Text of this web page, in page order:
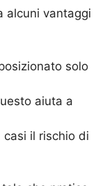
alcuni vantaggi
solo
aiuta a
il rischio di